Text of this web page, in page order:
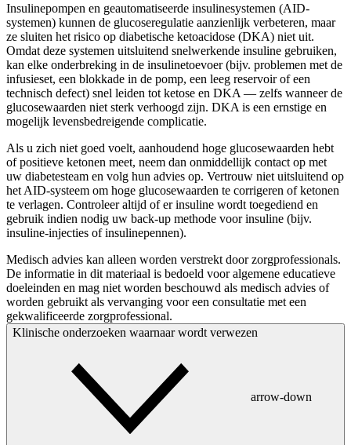
Insulinepompen en geautomatiseerde insulinesystemen (AID-
systemen) kunnen de glucoseregulatie aanzienlijk verbeteren, maar
ze sluiten het risico op diabetische ketoacidose (DKA) niet uit.
Omdat deze systemen uitsluitend snelwerkende insuline gebruiken,
kan elke onderbreking in de insulinetoevoer (bijv. problemen met de
infusieset, een blokkade in de pomp, een leeg reservoir of een
technisch defect) snel leiden tot ketose en DKA — zelfs wanneer de
glucosewaarden niet sterk verhoogd zijn. DKA is een ernstige en
mogelijk levensbedreigende complicatie.
Als u zich niet goed voelt, aanhoudend hoge glucosewaarden hebt
of positieve ketonen meet, neem dan onmiddellijk contact op met
uw diabetesteam en volg hun advies op. Vertrouw niet uitsluitend op
het AID-systeem om hoge glucosewaarden te corrigeren of ketonen
te verlagen. Controleer altijd of er insuline wordt toegediend en
gebruik indien nodig uw back-up methode voor insuline (bijv.
insuline-injecties of insulinepennen).
Medisch advies kan alleen worden verstrekt door zorgprofessionals.
De informatie in dit materiaal is bedoeld voor algemene educatieve
doeleinden en mag niet worden beschouwd als medisch advies of
worden gebruikt als vervanging voor een consultatie met een
gekwalificeerde zorgprofessional.
Klinische onderzoeken waarnaar wordt verwezen
arrow-down